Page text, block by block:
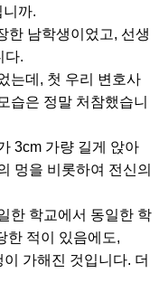
까.
한 남학생이었고, 선생
다.
는데, 첫 우리 변호사
습은 정말 처참했습니
3cm 가량 길게 앉아
멍을 비롯하여 전신의
한 학교에서 동일한 학
한 적이 있음에도,
가해진 것입니다. 더